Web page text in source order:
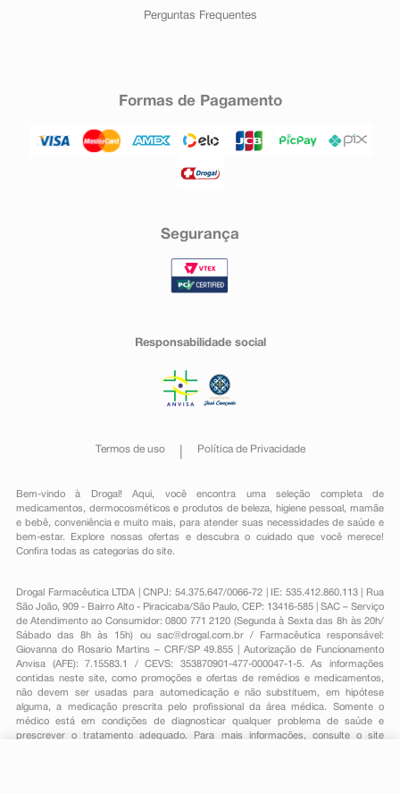
Perguntas Frequentes
Formas de Pagamento
Segurança
Responsabilidade social
Termos de uso Política de Privacidade
Bem-vindo à Drogal! Aqui, você encontra uma seleção completa de
medicamentos , dermocosméticos e produtos de beleza, higiene pessoal ,mamãe
e bebê, conveniênciae muito mais, para atender suas necessidades de saúde e
bem-estar. Explore nossas ofertas e descubra o cuidado que você merece!
Confira todas as categorias do site.
Drogal Farmacêutica LTDA | CNPJ: 54.375.647/0066-72 | IE: 535.412.860.113 | Rua
São João, 909 - Bairro Alto - Piracicaba/São Paulo, CEP: 13416-585 | SAC – Serviço
de Atendimento ao Consumidor: 0800 771 2120 (Segunda à Sexta das 8h às 20h/
Sábado das 8h às 15h) ou sac@drogal.com.br/ Farmacêutica responsável:
Giovanna do Rosario Martins – CRF/SP 49.855 | Autorização de Funcionamento
Anvisa (AFE): 7.15583.1 / CEVS: 353870901-477-000047-1-5. As informações
contidas neste site, como promoções e ofertas de remédios e medicamentos,
não devem ser usadas para automedicação e não substituem, em hipótese
alguma, a medicação prescrita pelo profissional da área médica. Somente o
médico está em condições de diagnosticar qualquer problema de saúde e
prescrever o tratamento adequado. Para mais informações, consulte o site